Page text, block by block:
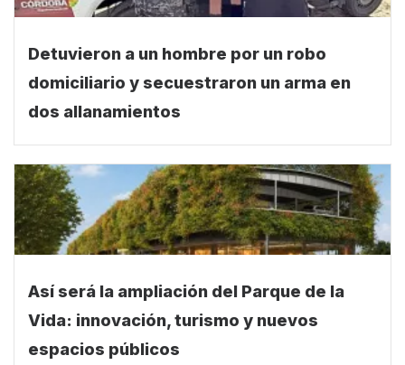
Detuvieron a un hombre por un robo
domiciliario y secuestraron un arma en
Así será la ampliación del Parque de la
Vida: innovación, turismo y nuevos